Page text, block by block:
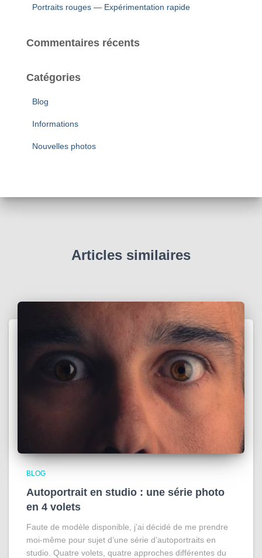
Portraits rouges — Expérimentation rapide
Commentaires récents
Catégories
Blog
Informations
Nouvelles photos
Articles similaires
BLOG
Autoportrait en studio : une série photo
en 4 volets
Faute de modèle disponible, j’ai décidé de me prendre
moi-même pour sujet d’une série d’autoportraits en
studio. Quatre volets, quatre approches différentes du